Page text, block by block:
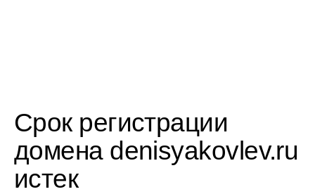
Срок регистрации
домена denisyakovlev.ru
истек